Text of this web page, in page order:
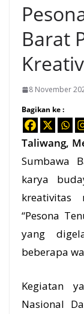
Barat
8 November
Bagikan ke :
Taliwang,
Sumbawa
karya
kreativitas
“Pesona
yang
beberapa
Kegiatan
Nasional